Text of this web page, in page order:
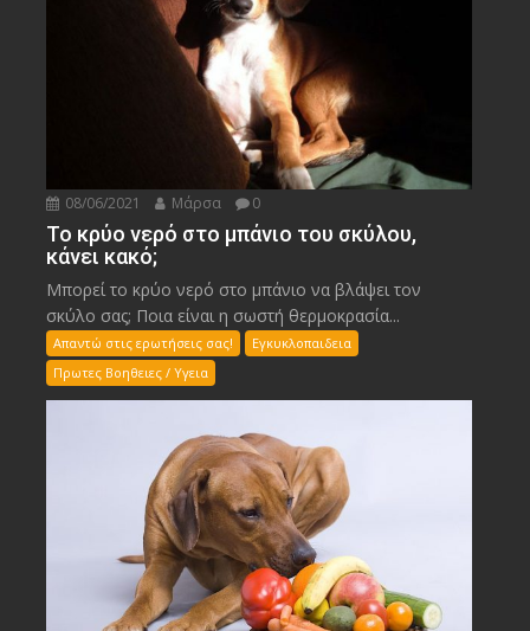
08/06/2021 Μάρσα 0
Το κρύο νερό στο μπάνιο του σκύλου,
κάνει κακό;
Μπορεί το κρύο νερό στο μπάνιο να βλάψει τον
σκύλο σας; Ποια είναι η σωστή θερμοκρασία...
Απαντώ στις ερωτήσεις σας!
Εγκυκλοπαιδεια
Πρωτες Βοηθειες / Υγεια